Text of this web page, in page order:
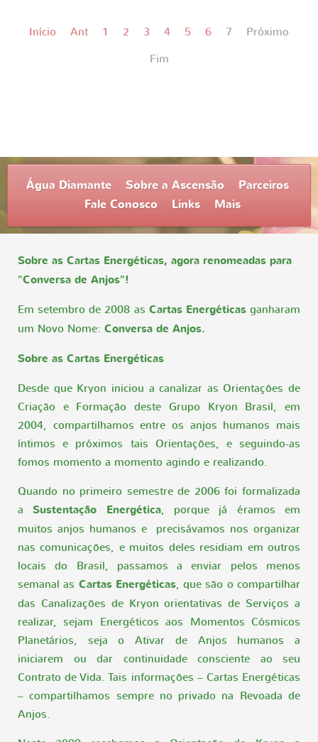
Início Ant 1 2 3 4 5 6 7
Próximo
Fim
Água Diamante Sobre a Ascensão
Parceiros
Fale Conosco
Links Mais
Sobre as Cartas Energéticas, agora renomeadas para
"Conversa de Anjos"!
Em setembro de 2008 as Cartas Energéticasganharam
um Novo Nome: Conversa de Anjos.
Sobre as Cartas Energéticas
Desde que Kryon iniciou a canalizar as Orientações de
Criação e Formação deste Grupo Kryon Brasil, em
2004, compartilhamos entre os anjos humanos mais
íntimos e próximos tais Orientações, e seguindo-as
fomos momento a momento agindo e realizando.
Quando no primeiro semestre de 2006 foi formalizada
aSustentação Energética, porque já éramos em
muitos anjos humanos e precisávamos nos organizar
nas comunicações, e muitos deles residiam em outros
locais do Brasil, passamos a enviar pelos menos
semanal as Cartas Energéticas, que são o compartilhar
das Canalizações de Kryon orientativas de Serviços a
realizar, sejam Energéticos aos Momentos Cósmicos
Planetários, seja o Ativar de Anjos humanos a
iniciarem ou dar continuidade consciente ao seu
Contrato de Vida. Tais informações – Cartas Energéticas
– compartilhamos sempre no privado na Revoada de
Anjos.